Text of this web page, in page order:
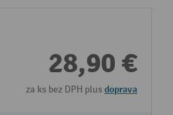
28,90 €
za ks bez DPH plusdoprava